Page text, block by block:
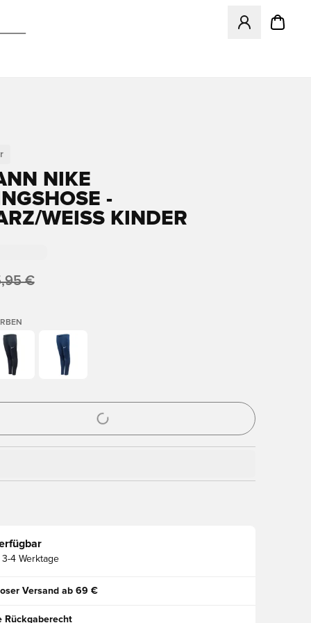
Öffnet ein
NIKE
-
WEISS KINDER
€
Fenster zum Anmelden oder Registrieren als Mitglied
3-4 Werktage
Versand ab 69 €
Rückgaberecht